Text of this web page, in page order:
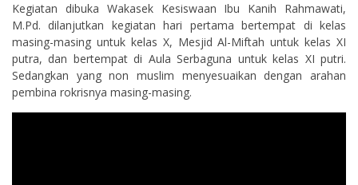
Kegiatan dibuka Wakasek Kesiswaan Ibu Kanih Rahmawati,
M.Pd. dilanjutkan kegiatan hari pertama bertempat di kelas
masing-masing untuk kelas X, Mesjid Al-Miftah untuk kelas XI
putra, dan bertempat di Aula Serbaguna untuk kelas XI putri.
Sedangkan yang non muslim menyesuaikan dengan arahan
pembina rokrisnya masing-masing.